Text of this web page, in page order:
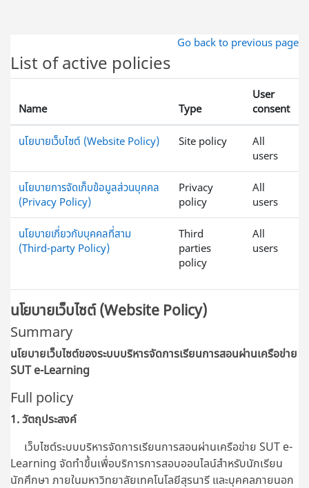
Go back to previous page
List of active policies
Name Type
User
consent
นโยบายเว็บไซต์ (Website Policy) Site policy
All
users
นโยบายการจัดเก็บข้อมูลส่วนบุคคล
(Privacy Policy)
Privacy
policy
All
users
นโยบายเกี่ยวกับบุคคลที่สาม
(Third-party Policy)
Third
parties
policy
All
users
นโยบายเว็บไซต์ (Website Policy)
Summary
นโยบายเว็บไซต์ของระบบบริหารจัดการเรียนการสอนผ่านเครือข่าย
SUT e-Learning
Full policy
1. วัตถุประสงค์
เว็บไซต์ระบบบริหารจัดการเรียนการสอนผ่านเครือข่าย SUT e-
Learning จัดทำขึ้นเพื่อบริการการสอบออนไลน์สำหรับนักเรียน
นักศึกษา ภายในมหาวิทยาลัยเทคโนโลยีสุรนารี และบุคคลภายนอก